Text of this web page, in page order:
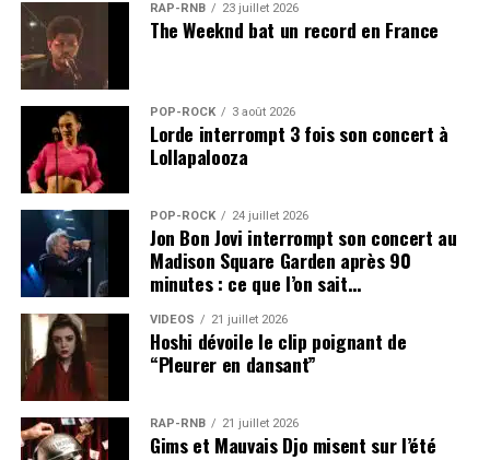
RAP-RNB 23 juillet 2026
The Weeknd bat un record en France
POP-ROCK 3 août 2026
Lorde interrompt 3 fois son concert à
Lollapalooza
POP-ROCK 24 juillet 2026
Jon Bon Jovi interrompt son concert au
Madison Square Garden après 90
minutes : ce que l’on sait…
VIDEOS 21 juillet 2026
Hoshi dévoile le clip poignant de
“Pleurer en dansant”
RAP-RNB 21 juillet 2026
Gims et Mauvais Djo misent sur l’été